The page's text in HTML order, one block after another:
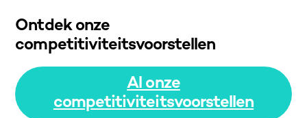
Ontdek onze
competitiviteitsvoorstellen
Al onze
competitiviteitsvoorstellen